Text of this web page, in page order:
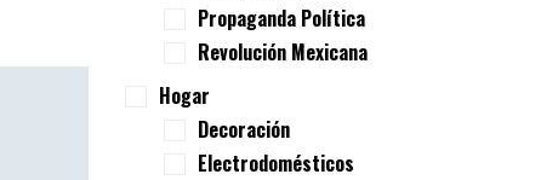
Propaganda Política
Revolución Mexicana
Hogar
Decoración
Electrodomésticos